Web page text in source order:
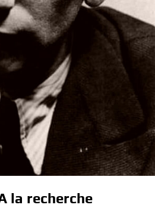
la recherche